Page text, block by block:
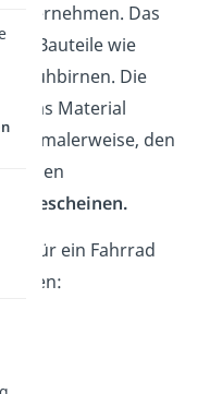
Unternehmen. Das
Bauteile wie
Glühbirnen. Die
das Material
normalerweise, den
oder den
für ein Fahrrad